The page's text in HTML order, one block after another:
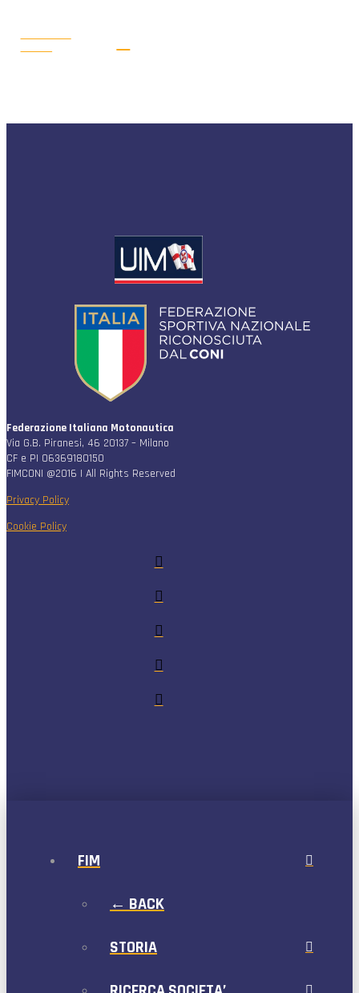
Federazione Italiana Motonautica
Via G.B. Piranesi, 46 20137 – Milano
CF e PI 06369180150
FIMCONI @2016 | All Rights Reserved
Privacy Policy
Cookie Policy
FIM
← BACK
STORIA